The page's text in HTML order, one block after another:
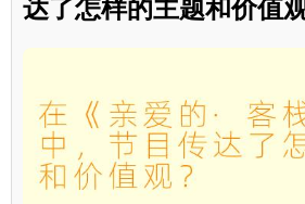
达了怎样的主题和价值